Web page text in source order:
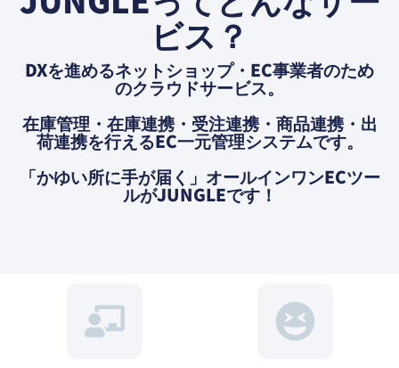
ビス？
DXを進めるネットショップ・EC事業者のため
のクラウドサービス。
在庫管理・在庫連携・受注連携・商品連携・出
荷連携を⾏えるEC⼀元管理システムです。
「かゆい所に⼿が届く」オールインワンECツー
ルがJUNGLEです！